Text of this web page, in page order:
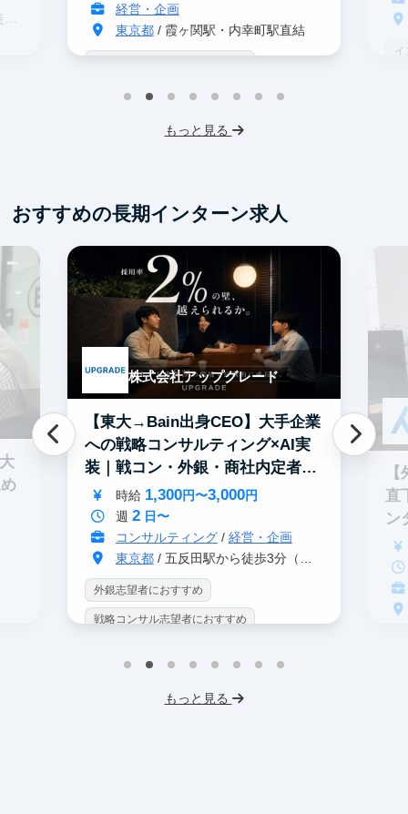
経営・企画
東京都/ 霞ヶ関駅・内幸町駅直結
インターン生10人以上在籍 事業立案
もっと見る
おすすめの長期インターン求人
株式会社アップグレード
【東大→Bain出身CEO】大手企業
への戦略コンサルティング×AI実
装｜戦コン・外銀・商社内定者多
数
時給 1,300円〜3,000円
週 2日〜
コンサルティング/ 経営・企画
東京都/ 五反田駅から徒歩3分（大崎駅から徒歩8分）
外銀志望者におすすめ
戦略コンサル志望者におすすめ
データサイエンス
直
ン
もっと見る